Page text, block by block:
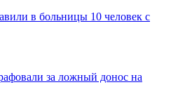
в больницы 10 человек с
за ложный донос на